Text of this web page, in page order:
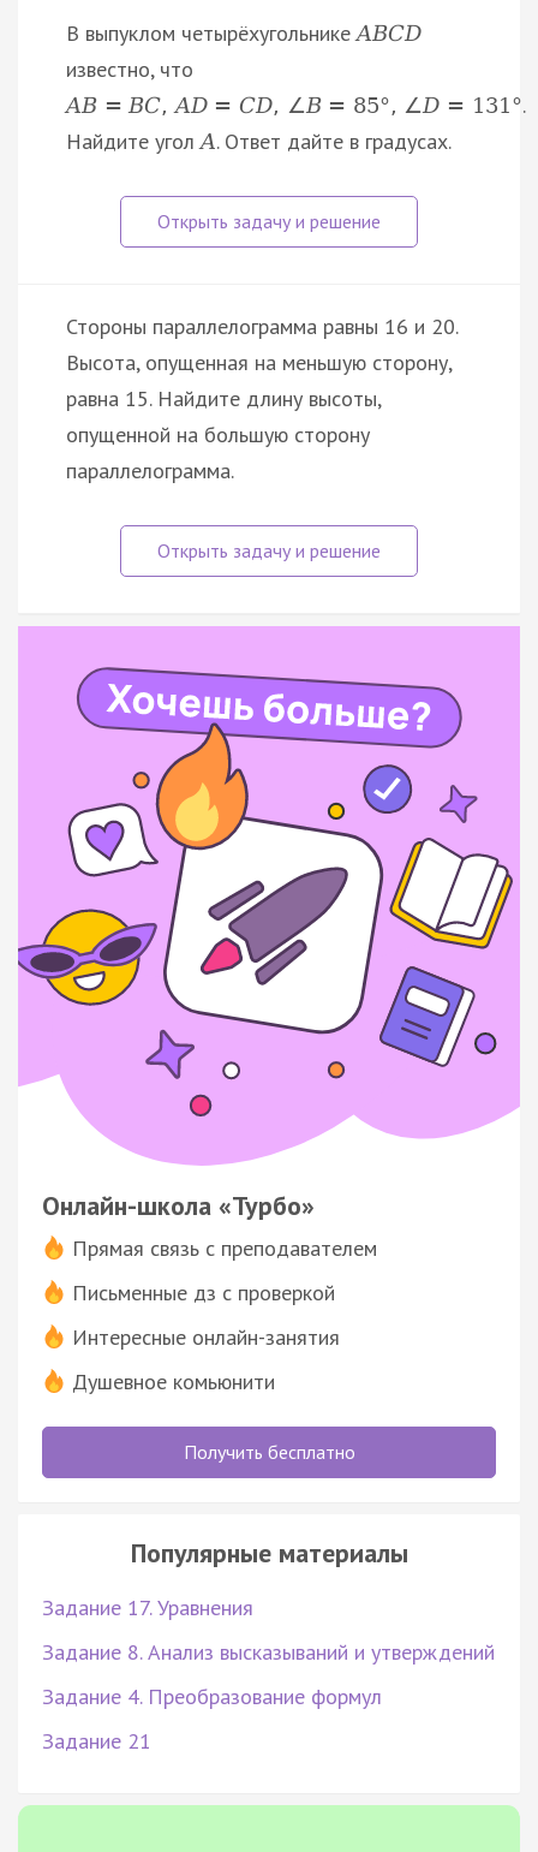
В выпуклом четырёхугольникеABCD
известно, что
AB = BC, AD = CD, ∠B = 85°, ∠D = 131 °.
Найдите уголA. Ответ дайте в градусах.
Стороны параллелограмма равны 16 и 20.
Высота, опущенная на меньшую сторону,
равна 15. Найдите длину высоты,
опущенной на большую сторону
параллелограмма.
Онлайн-школа «Турбо»
Прямая связь с преподавателем
Письменные дз с проверкой
Интересные онлайн-занятия
Душевное комьюнити
Получить бесплатно
Популярные материалы
Задание 17. Уравнения
Задание 8. Анализ высказываний и утверждений
Задание 4. Преобразование формул
Задание 21